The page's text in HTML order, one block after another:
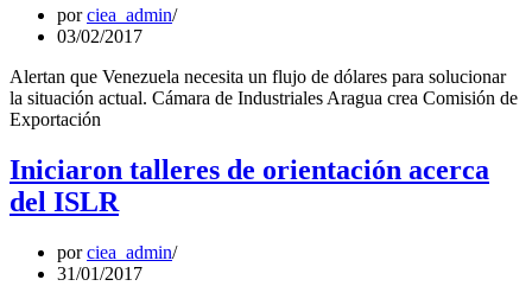
porciea_admin
03/02/2017
Alertan que Venezuela necesita un flujo de dólares para solucionar
la situación actual. Cámara de Industriales Aragua crea Comisión de
Exportación
Iniciaron talleres de orientación acerca
del ISLR
porciea_admin
31/01/2017